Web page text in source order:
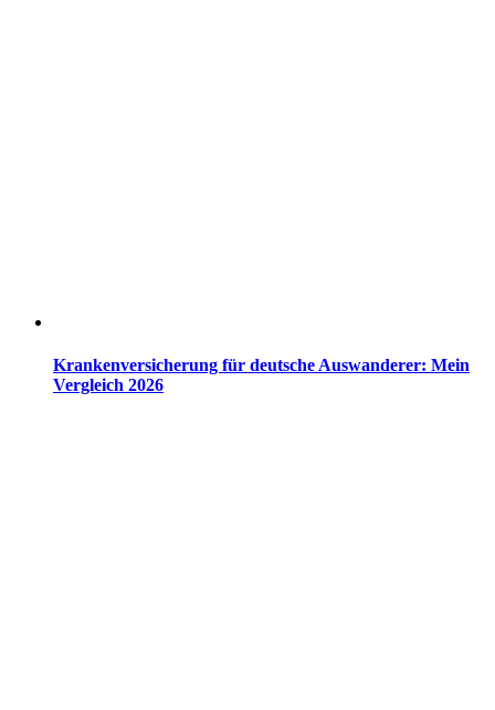
Krankenversicherung für deutsche Auswanderer: Mein
Vergleich 2026